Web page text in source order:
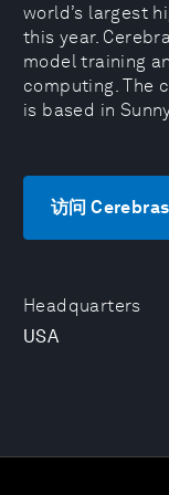
Headquarters
USA
world’s largest
this year.
model training
computing. The
is based in
访问